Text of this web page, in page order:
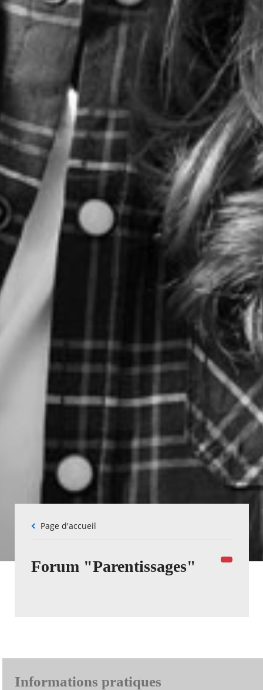
Fil
Page d'accueil
Forum "Parentissages"
Informations pratiques